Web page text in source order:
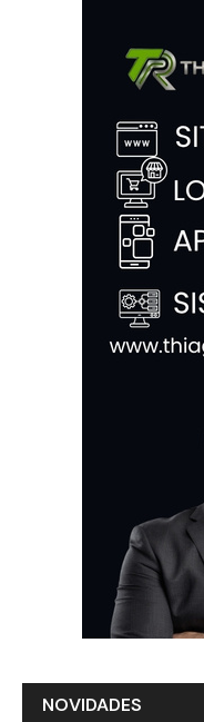
NOVIDADES